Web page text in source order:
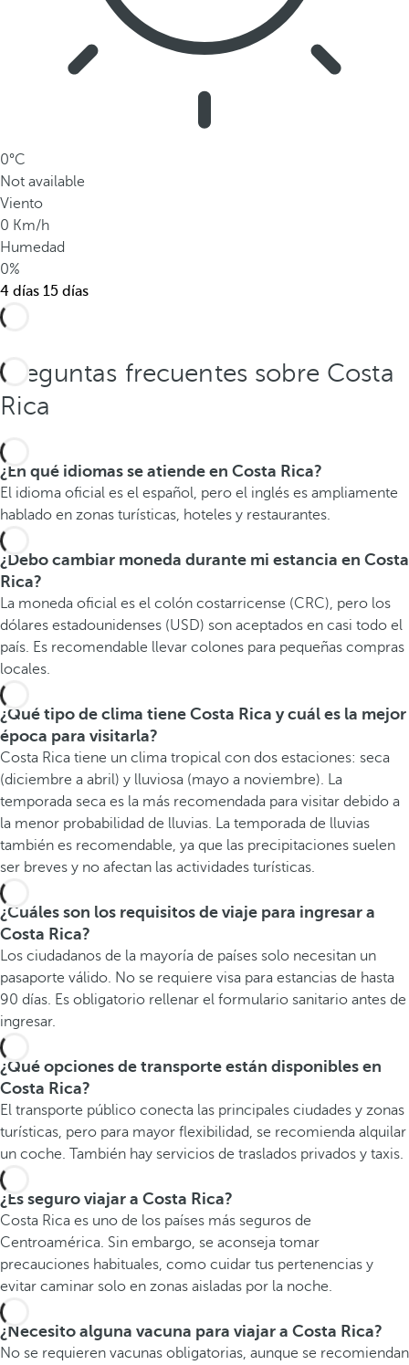
0°C
Not available
Viento
0 Km/h
Humedad
0%
4 días 15 días
e
a
s
Preguntas frecuentes sobre Costa
Rica
¿En qué idiomas se atiende en Costa Rica?
El idioma oficial es el español, pero el inglés es ampliamente
hablado en zonas turísticas, hoteles y restaurantes.
¿Debo cambiar moneda durante mi estancia en Costa
Rica?
La moneda oficial es el colón costarricense (CRC), pero los
dólares estadounidenses (USD) son aceptados en casi todo el
país. Es recomendable llevar colones para pequeñas compras
locales.
¿Qué tipo de clima tiene Costa Rica y cuál es la mejor
época para visitarla?
Costa Rica tiene un clima tropical con dos estaciones: seca
(diciembre a abril) y lluviosa (mayo a noviembre). La
temporada seca es la más recomendada para visitar debido a
la menor probabilidad de lluvias. La temporada de lluvias
también es recomendable, ya que las precipitaciones suelen
ser breves y no afectan las actividades turísticas.
¿Cuáles son los requisitos de viaje para ingresar a
Costa Rica?
Los ciudadanos de la mayoría de países solo necesitan un
pasaporte válido. No se requiere visa para estancias de hasta
90 días. Es obligatorio rellenar el formulario sanitario antes de
ingresar.
¿Qué opciones de transporte están disponibles en
Costa Rica?
El transporte público conecta las principales ciudades y zonas
turísticas, pero para mayor flexibilidad, se recomienda alquilar
un coche. También hay servicios de traslados privados y taxis.
¿Es seguro viajar a Costa Rica?
Costa Rica es uno de los países más seguros de
Centroamérica. Sin embargo, se aconseja tomar
precauciones habituales, como cuidar tus pertenencias y
evitar caminar solo en zonas aisladas por la noche.
¿Necesito alguna vacuna para viajar a Costa Rica?
No se requieren vacunas obligatorias, aunque se recomiendan